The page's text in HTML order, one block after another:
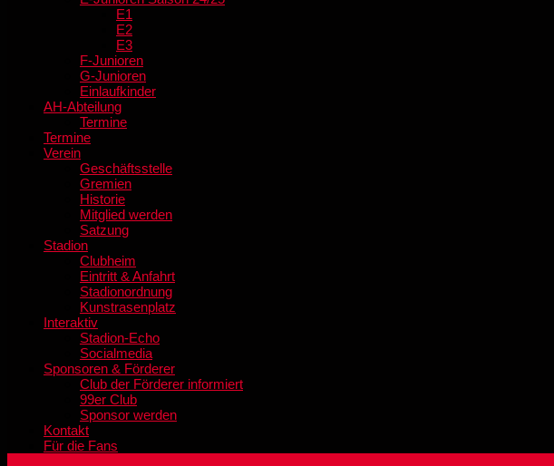
E1
E2
E3
F-Junioren
G-Junioren
Einlaufkinder
AH-Abteilung
Termine
Termine
Verein
Geschäftsstelle
Gremien
Historie
Mitglied werden
Satzung
Stadion
Clubheim
Eintritt & Anfahrt
Stadionordnung
Kunstrasenplatz
Interaktiv
Stadion-Echo
Socialmedia
Sponsoren & Förderer
Club der Förderer informiert
99er Club
Sponsor werden
Kontakt
Für die Fans